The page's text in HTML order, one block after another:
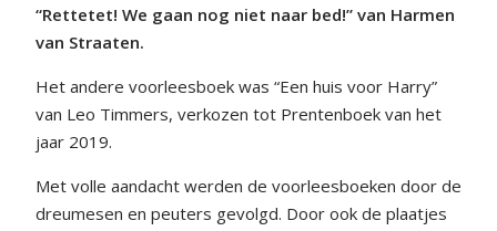
“Rettetet! We gaan nog niet naar bed!” van Harmen
van Straaten.
Het andere voorleesboek was “Een huis voor Harry”
van Leo Timmers, verkozen tot Prentenboek van het
jaar 2019.
Met volle aandacht werden de voorleesboeken door de
dreumesen en peuters gevolgd. Door ook de plaatjes